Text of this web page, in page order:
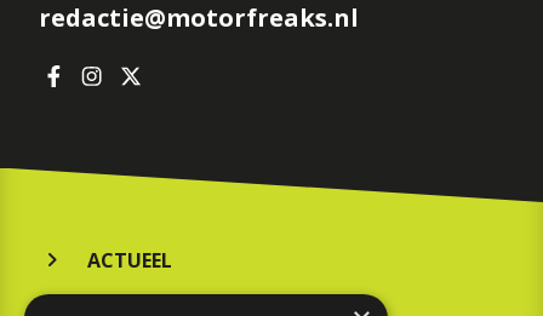
redactie@motorfreaks.nl
ACTUEEL